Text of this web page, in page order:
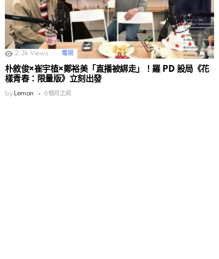
2.3k Views 電視
朴敘俊×崔宇植×鄭裕美「直播被綁走」！羅 PD 設局《花
樣青春：限量版》立刻出發
by Lemon 6個月之前